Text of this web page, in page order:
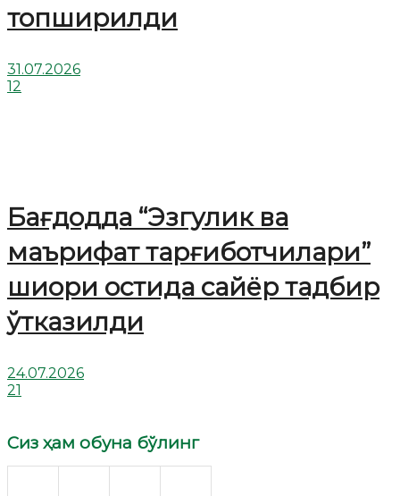
топширилди
31.07.2026
12
Бағдодда “Эзгулик ва
маърифат тарғиботчилари”
шиори остида сайёр тадбир
ўтказилди
24.07.2026
21
Сиз ҳам обуна бўлинг